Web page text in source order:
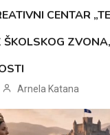
CENTAR
ŠKOLSKOG
Arnela Katana